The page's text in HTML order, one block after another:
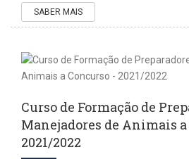
SABER MAIS
Curso de Formação de
Manejadores de Animais a
2021/2022